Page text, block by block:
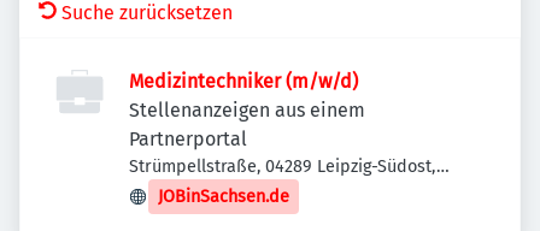
Suche zurücksetzen
Medizintechniker (m/w/d)
Stellenanzeigen aus einem
Partnerportal
Strümpellstraße, 04289 Leipzig-Südost,
Deutschland
JOBinSachsen.de